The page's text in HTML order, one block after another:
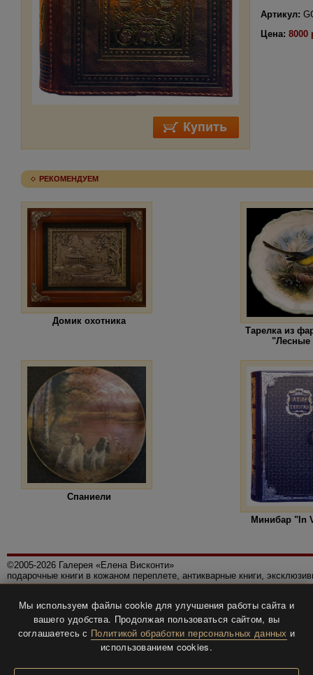
Артикул:
Цена: 8000
РЕКОМЕНДУЕМ
Домик охотника
Тарелка из
"Лесные
Спаниели
Минибар "In
©2005-2026 Галерея «Елена Висконти»
подарочные книги в кожаном переплете, антикварные книги,
Политика конфиденциальности
Все права защищены.
Разработка и дизайнBTV-info.
Мы используем файлы cookie для улучшения работы сайта и
вашего удобства. Продолжая пользоваться сайтом, вы
соглашаетесь с Политикой обработки персональных данных и
использованием cookies.